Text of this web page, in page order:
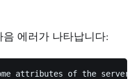
에러가 나타납니다:
attributes of the server